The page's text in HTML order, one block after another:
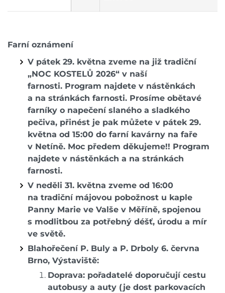
Farní oznámení
V pátek 29. května zveme na již tradiční
„NOC KOSTELŮ 2026“ v naší
farnosti. Program najdete v nástěnkách
a na stránkách farnosti. Prosíme obětavé
farníky o napečení slaného a sladkého
pečiva, přinést je pak můžete v pátek 29.
května od 15:00 do farní kavárny na faře
v Netíně. Moc předem děkujeme!! Program
najdete v nástěnkách a na stránkách
farnosti.
V neděli 31. května zveme od 16:00
na tradiční májovou pobožnost u kaple
Panny Marie ve Valše v Měříně, spojenou
s modlitbou za potřebný déšť, úrodu a mír
ve světě.
Blahořečení P. Buly a P. Drboly 6. června
Brno, Výstaviště:
Doprava: pořadatelé doporučují cestu
autobusy a auty (je dost parkovacích